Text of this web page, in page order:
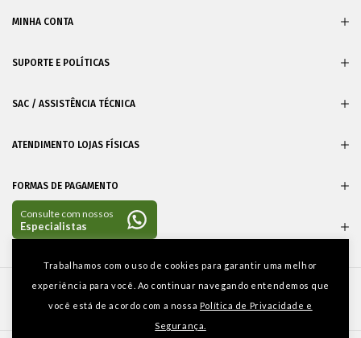
MINHA CONTA
SUPORTE E POLÍTICAS
SAC / ASSISTÊNCIA TÉCNICA
ATENDIMENTO LOJAS FÍSICAS
FORMAS DE PAGAMENTO
CERTIFICADOS
Trabalhamos com o uso de cookies para garantir uma melhor
experiência para você. Ao continuar navegando entendemos que
você está de acordo com a nossa Política de Privacidade e
Segurança.
contato